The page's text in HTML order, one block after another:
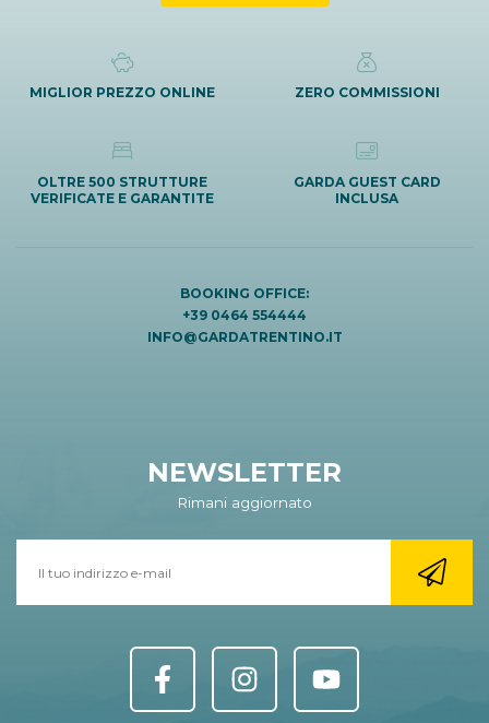
MIGLIOR PREZZO ONLINE ZERO COMMISSIONI
OLTRE 500 STRUTTURE
VERIFICATE E GARANTITE
GARDA GUEST CARD
INCLUSA
BOOKING OFFICE:
+39 0464 554444
INFO@GARDATRENTINO.IT
NEWSLETTER
Rimani aggiornato